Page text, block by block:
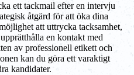
ett tackmail efter en intervju
åtgärd för att öka dina
att uttrycka tacksamhet,
en kontakt med
av professionell etikett och
kan du göra ett varaktigt
kandidater.